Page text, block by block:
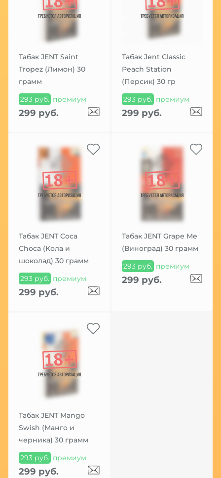
Табак JENT Saint
Tropez (Лимон) 30
грамм
293 руб. премиум
299 руб.
Табак Jent Classic
Peach Station
(Персик) 30 гр
293 руб. премиум
299 руб.
Табак JENT Coca
Choca (Кола и
шоколад) 30 грамм
293 руб. премиум
299 руб.
Табак JENT Grape Me
(Виноград) 30 грамм
293 руб. премиум
299 руб.
Табак JENT Mango
Swish (Манго и
черника) 30 грамм
293 руб. премиум
299 руб.